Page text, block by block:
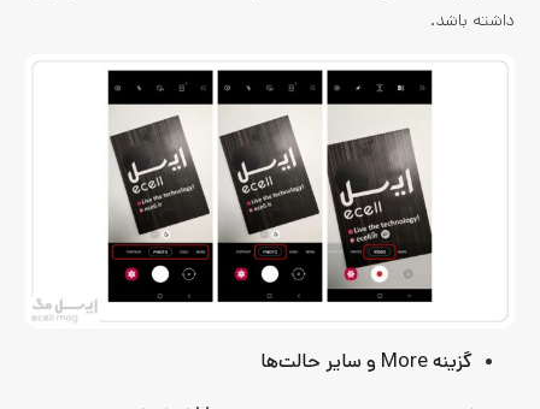
داشته باشد.
گزینه More و سایر حالت‌ها